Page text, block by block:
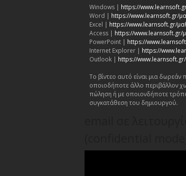
Windows | https://
Word | https://www.learnsoft.gr/
Excel | https://www.learnsoft.gr/
Access | https://www.learnsoft.gr/
PowerPoint | https://
Internet Explorer | https://
Outlook | https://
Το βίντεο αυτό είναι μια
οποιοδήποτε άλλο περιβάλλον
πώληση ή με οποιονδήποτε
συγκατάθεση του δημιουργού.